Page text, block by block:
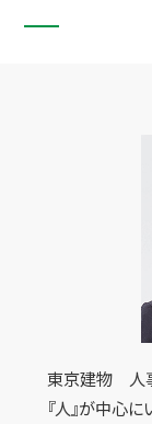
東京建物 人
『人』が中心